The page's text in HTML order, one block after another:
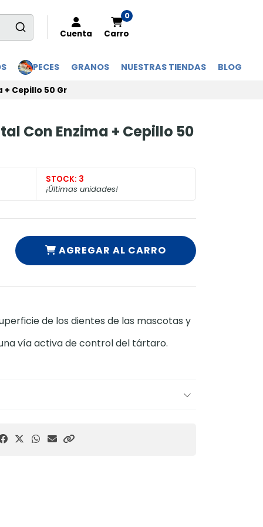
Cuenta
0
Carro
PECES GRANOS NUESTRAS TIENDAS BLOG
+ Cepillo 50 Gr
Con Enzima + Cepillo 50
STOCK: 3
¡Últimas unidades!
AGREGAR AL CARRO
de los dientes de las mascotas y
vía activa de control del tártaro.